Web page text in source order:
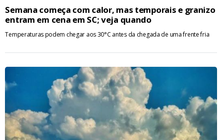
Semana começa com calor, mas temporais e granizo
entram em cena em SC; veja quando
Temperaturas podem chegar aos 30°C antes da chegada de uma frente fria